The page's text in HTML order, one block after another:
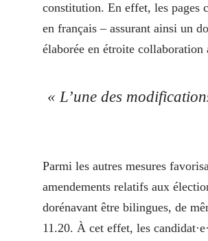
constitution. En effet, les pages
en français – assurant ainsi un
élaborée en étroite
« L’une des
Parmi les autres mesures
amendements relatifs aux
dorénavant être bilingues, de
11.20. À cet effet, les